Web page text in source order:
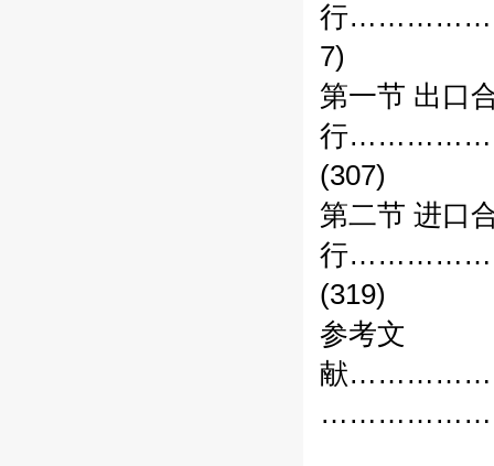
行
7)
第一节 出口
行
(307)
第二节 进口
行
(319)
参考文
献